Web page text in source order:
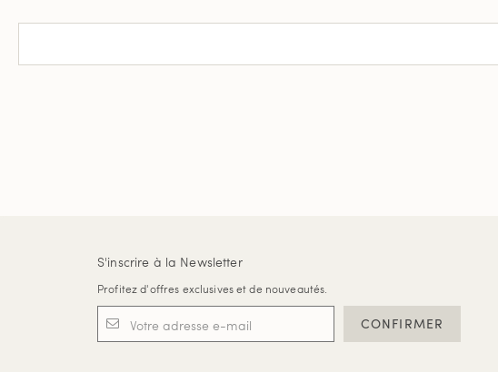
S'inscrire à la Newsletter
Profitez d'offres exclusives et de nouveautés.
CONFIRMER